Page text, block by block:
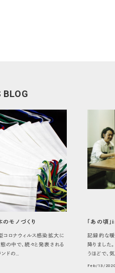
BLOG
のモノづくり
コロナウィルス感染拡大に
の中で、続々と発表される
ンドの…
「あの
記録的な暖
降りました
うほどで、
Feb/13/2020